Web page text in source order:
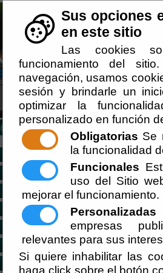
Sus opciones
en este sitio
Las cookies
funcionamiento del
navegación, usamos
sesión y brindarle un
optimizar la
personalizado en función
Obligatorias Se
la funcionalidad
Funcionales
uso del Sitio
mejorar el funcionamiento.
Personalizadas
empresas
relevantes para sus
Si quiere inhabilitar las
haga click sobre el botón
Localización
Usted se encuentra aquí:Inicio //
Escuchar
Descripción del Servicio.